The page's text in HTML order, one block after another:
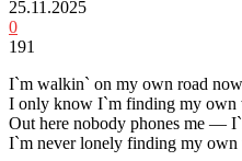
25.11.2025
0
191
I`m walkin` on my own road
I only know I`m finding my
Out here nobody phones me —
I`m never lonely finding my